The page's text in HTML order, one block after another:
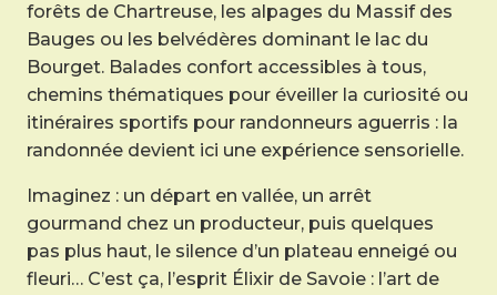
forêts de Chartreuse, les alpages du Massif des
Bauges ou les belvédères dominant le lac du
Bourget. Balades confort accessibles à tous,
chemins thématiques pour éveiller la curiosité ou
itinéraires sportifs pour randonneurs aguerris : la
randonnée devient ici une expérience sensorielle.
Imaginez : un départ en vallée, un arrêt
gourmand chez un producteur, puis quelques
pas plus haut, le silence d’un plateau enneigé ou
fleuri… C’est ça, l’esprit Élixir de Savoie : l’art de